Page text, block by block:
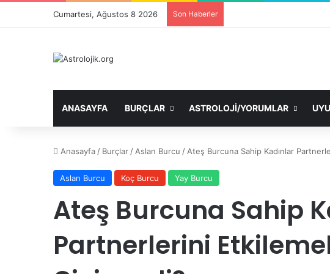
Cumartesi, Ağustos 8 2026 Son Haberler
ANASAYFA BURÇLAR ASTROLOJI/YORUMLAR
Anasayfa / Burçlar / Aslan Burcu / Ateş Burcuna Sahip Kadınlar
Aslan Burcu Koç Burcu Yay Burcu
Ateş Burcuna Sahip
Partnerlerini